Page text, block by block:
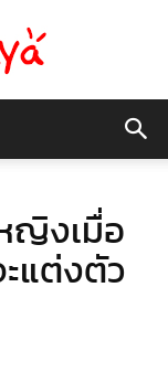
ญิงเมื่อ
แต่งตัว